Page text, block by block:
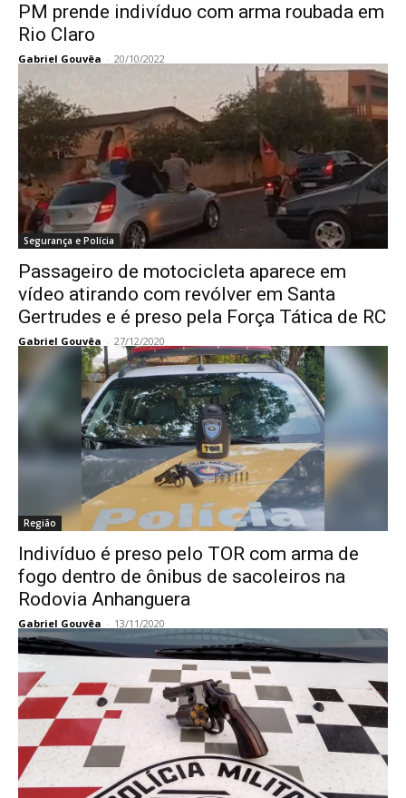
PM prende indivíduo com arma roubada em
Rio Claro
Gabriel Gouvêa - 20/10/2022
Segurança e Polícia
Passageiro de motocicleta aparece em
vídeo atirando com revólver em Santa
Gertrudes e é preso pela Força Tática de RC
Gabriel Gouvêa - 27/12/2020
Região
Indivíduo é preso pelo TOR com arma de
fogo dentro de ônibus de sacoleiros na
Rodovia Anhanguera
Gabriel Gouvêa - 13/11/2020